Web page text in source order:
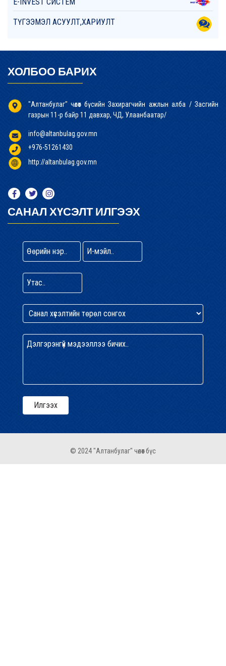
ТҮГЭЭМЭЛ АСУУЛТ,ХАРИУЛТ
ХОЛБОО БАРИХ
"Алтанбулаг" чөлөөт бүсийн Захирагчийн ажлын алба / Засгийн
газрын 11-р байр 11 давхар, ЧД, Улаанбаатар/
info@altanbulag.gov.mn
+976-51261430
http://altanbulag.gov.mn
САНАЛ ХҮСЭЛТ ИЛГЭЭХ
© 2024 "Алтанбулаг" чөлөөт бүс